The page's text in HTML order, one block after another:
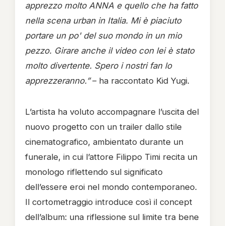
apprezzo molto ANNA e quello che ha fatto
nella scena urban in Italia. Mi è piaciuto
portare un po' del suo mondo in un mio
pezzo. Girare anche il video con lei è stato
molto divertente. Spero i nostri fan lo
apprezzeranno.”– ha raccontato Kid Yugi.
L’artista ha voluto accompagnare l’uscita del
nuovo progetto con un trailer dallo stile
cinematografico, ambientato durante un
funerale, in cui l’attore Filippo Timi recita un
monologo riflettendo sul significato
dell’essere eroi nel mondo contemporaneo.
Il cortometraggio introduce così il concept
dell’album: una riflessione sul limite tra bene